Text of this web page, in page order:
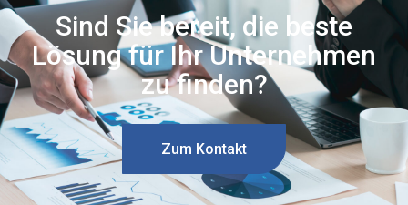
Sind Sie bereit, die beste
Lösung für Ihr Unternehmen
zu finden?
Zum Kontakt